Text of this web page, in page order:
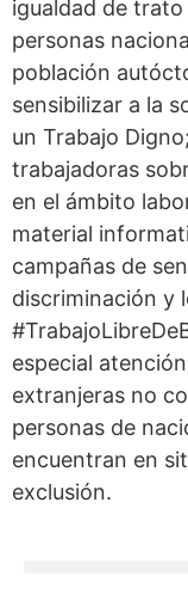
igualdad de
personas
población
sensibilizar a la
un Trabajo
trabajadoras
en el ámbito
material
campañas de
discriminación y
especial
extranjeras no
personas de
encuentran en
exclusión.